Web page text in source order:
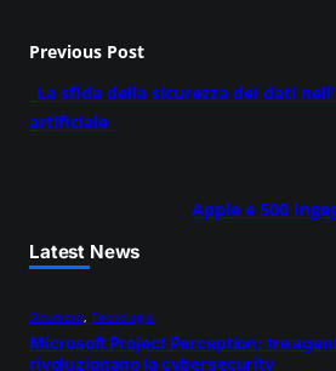
Previous Post
_La sfida della sicurezza dei dati
artificiale_
Apple e 500
Latest News
Sicurezza, Tecnologia
Microsoft Project Perception: tre
rivoluzionano la cybersecurity